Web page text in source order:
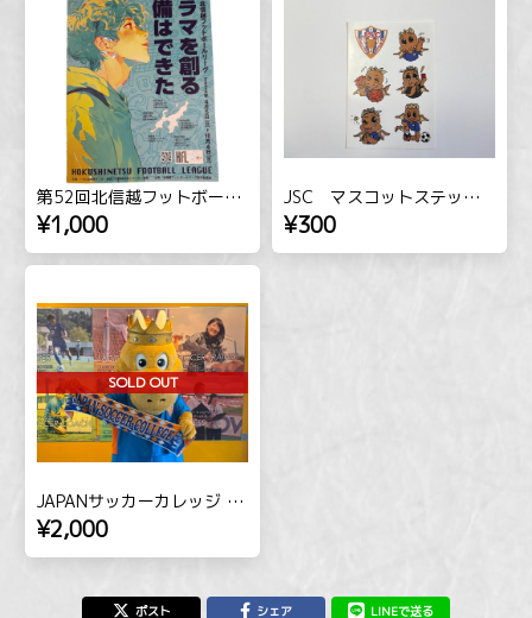
第52回北信越フットボールリーグプログラム
¥1,000
JSC マスコットステッカー
¥300
SOLD OUT
JAPANサッカーカレッジ タオルマフラー
¥2,000
ポスト シェア LINEで送る